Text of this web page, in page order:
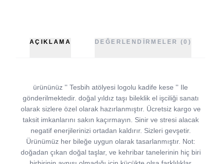
AÇIKLAMA DEĞERLENDIRMELER (0)
ürününüz '' Tesbih atölyesi logolu kadife kese '' Ile
gönderilmektedir. doğal yıldız taşı bileklik el işciliği sanatı
olarak sizlere özel olarak hazırlanmıştır. Ücretsiz kargo ve
taksit imkanlarını sakın kaçırmayın. Sinir ve stresi alacak
negatif enerjilerinizi ortadan kaldırır. Sizleri gevşetir.
Ürünümüz her bileğe uygun olarak tasarlanmıştır. Not:
doğadan çıkan doğal taşlar, ve kehribar tanelerinin hiç biri